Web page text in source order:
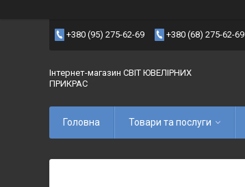
+380 (95) 275-62-69 +380 (68) 275-62-69
Інтернет-магазин СВІТ ЮВЕЛІРНИХ
ПРИКРАС
Головна Товари та послуги